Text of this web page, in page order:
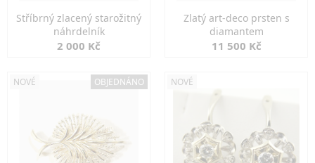
Stříbrný zlacený starožitný
náhrdelník
2 000 Kč
Zlatý art-deco prsten s
diamantem
11 500 Kč
NOVÉ OBJEDNÁNO NOVÉ